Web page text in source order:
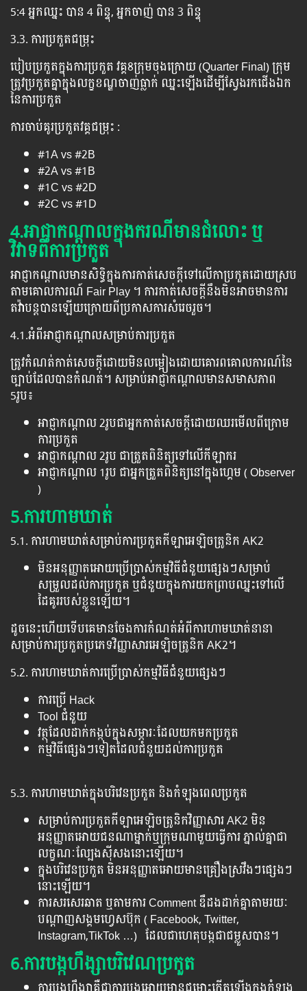
5:4 អ្នកឈ្នះ បាន 4 ពិន្ទុ, អ្នកចាញ់ បាន 3 ពិន្ទុ
3.3. ការប្រកួតជម្រុះ
បៀបប្រកួតក្នុងការប្រកួត វគ្គ8ក្រុមចុងក្រោយ (Quarter Final) ក្រុម
ត្រូវប្រកួតគ្នាក្នុងលក្ខខណ្ឌចាញ់ធ្លាក់ ឈ្នះឡើងដើម្បីស្វែងរកជើងឯក
នៃការប្រកួត
ការចាប់គូរប្រកួតវគ្គជម្រុះ :
#1A vs #2B
#2A vs #1B
#1C vs #2D
#2C vs #1D
4.អាជ្ញាកណ្ដាលក្នុងករណីមានជំលោះ ឬ
វិវាទពីការប្រកួត
អាជ្ញាកណ្ដាលមានសិទ្ធិក្នុងការកាត់សេចក្តីទៅលើកាប្រកួតដោយស្រប
តាមគោលការណ៍ Fair Play ។​ ការកាត់សេចក្តីនឹងមិនអាចមានការ
តវ៉ាបន្តបានឡើយក្រោយពីប្រកាសការសំរេចរួច។
4.1.អំពីអាជ្ញាកណ្ដាលសម្រាប់ការប្រកួត
ត្រូវកំណត់កាត់សេចក្ដីដោយមិនលម្អៀងដោយគោរពគោលការណ៍នៃ
ច្បាប់ដែលបានកំណត់។ សម្រាប់អាជ្ញាកណ្ដាលមានសមាសភាព
5រូប៖
អាជ្ញាកណ្ដាល 2រូបជាអ្នកកាត់សេចក្ដីដោយឈរមើលពីក្រោម
ការប្រកួត
អាជ្ញាកណ្ដាល 2រូប ជាត្រួតពិនិត្យទៅលើកីឡាករ
អាជ្ញាកណ្ដាល 1រូប ជាអ្នកត្រួតពិនិត្យនៅក្នុងហ្គេម ( Observer
)
5.ការហាមឃាត់
5.1. ការហាមឃាត់សម្រាប់ការប្រកួតកីឡាអេឡិចត្រូនិក AK2
មិនអនុញ្ញាតអោយប្រើប្រាស់កម្មវិធីជំនួយផ្សេងៗសម្រាប់
សម្រួលដល់ការប្រកួត ឬជំនួយក្នុងការយកព្រាបឈ្នះទៅលើ
ដៃគូររបស់ខ្លួនឡើយ។
ដូចនេះហើយទើបគេមានចែងការកំណត់អំពីការហាមឃាត់នានា
សម្រាប់ការប្រកួតប្រភេទវិញ្ញាសារអេឡិចត្រូនិក AK2។
5.2. ការហាមឃាត់ការប្រើប្រាស់កម្មវិធីជំនួយផ្សេងៗ
ការប្រើ Hack
Tool ជំនួយ
វត្ថុដែលដាក់កង្កប់ក្នុងសម្ភារៈដែលយកមកប្រកួត
កម្មវិធីផ្សេងៗទៀតដែលជំនួយដល់ការប្រកួត
5.3. ការហាមឃាត់ក្នុងបរិវេនប្រកួត និងកំឡុងពេលប្រកួត
សម្រាប់ការប្រកួតកីឡាអេឡិចត្រូនិកវិញ្ញាសារ AK2 មិន
អនុញ្ញាតអោយជនណាម្នាក់ឬក្រុមណាមួយធ្វើការ ភ្នាល់គ្នាជា
លក្ខណៈល្បែងស៊ីសងនោះឡើយ។
ក្នុងបរិវេនប្រកួត មិនអនុញ្ញាតអោយមានគ្រឿងស្រវឹងៗផ្សេងៗ
នោះឡើយ។
ការសរសេរឆាត ឬតាមការ Comment ឌឺដងដាក់គ្នាតាមរយៈ
បណ្ដាញសង្គមហ្វេសប៊ុក ( Facebook, Twitter,
Instagram,TikTok …) ដែលជាហេតុបង្កជាជម្លួសបាន។
6.ការបង្កហឹង្សាបរិវេណប្រកួត